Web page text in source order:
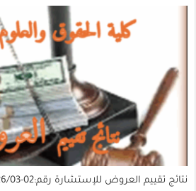
نتائج تقييم العروض للإستشارة رقم:02-2026/03